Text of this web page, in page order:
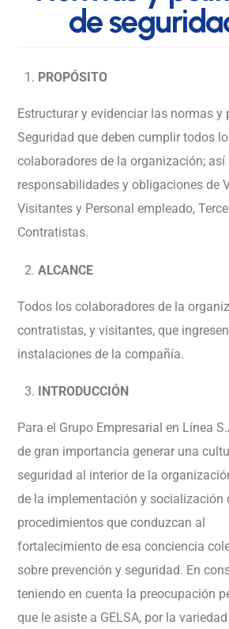
desegurida
PROPÓSITO
Estructurar y evidenciar las normas y
Seguridad que deben cumplir todos
colaboradores de la organización;
responsabilidades y obligaciones de
Visitantes y Personal empleado,
Contratistas.
ALCANCE
Todos los colaboradores de la
contratistas, y visitantes, que
instalaciones de la compañía.
INTRODUCCIÓN
Para el Grupo Empresarial en Línea
de gran importancia generar una
seguridad al interior de la
de la implementación y socialización
procedimientos que conduzcan al
fortalecimiento de esa conciencia
sobre prevención y seguridad. En
teniendo en cuenta la preocupación
que le asiste a GELSA, por la